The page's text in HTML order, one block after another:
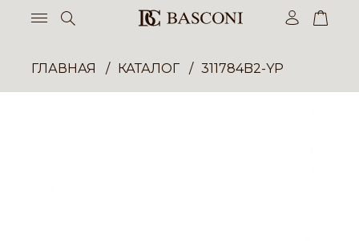
ГЛАВНАЯ КАТАЛОГ 311784B2-YP